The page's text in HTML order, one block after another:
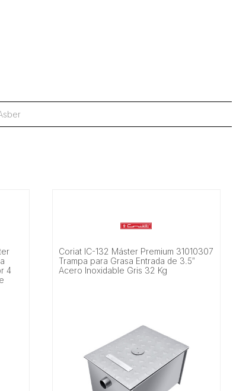
4
Coriat IC-132 Máster Premium 31010307
Trampa para Grasa Entrada de 3.5″
Acero Inoxidable Gris 32 Kg